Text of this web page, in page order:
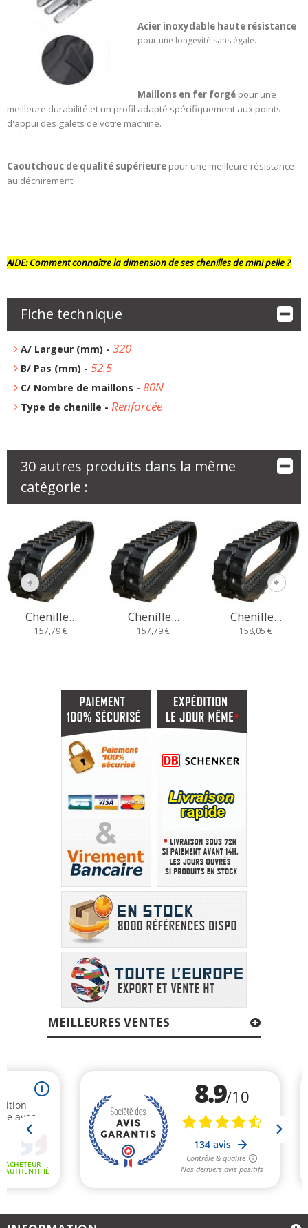
Acier inoxydable haute résistance
pour une longévité sans égale.
Maillons en fer forgépour une
meilleure durabilité et un profil adapté spécifiquement aux points
d'appui des galets de votre machine.
Caoutchouc de qualité supérieurepour une meilleure résistance
au déchirement.
AIDE:Comment connaître la dimension de ses chenilles de mini pelle ?
Fiche technique
A/ Largeur (mm) - 320
B/ Pas (mm) - 52.5
C/ Nombre de maillons - 80N
Type de chenille - Renforcée
30 autres produits dans la même
catégorie :
Chenille...
157,79 €
Chenille...
157,79 €
Chenille...
158,05 €
MEILLEURES VENTES